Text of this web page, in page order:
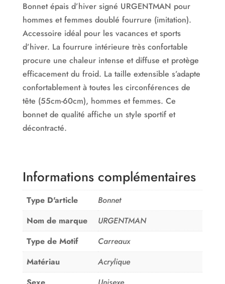
Bonnet épais d’hiver signé URGENTMAN pour
hommes et femmes doublé fourrure (imitation).
Accessoire idéal pour les vacances et sports
d’hiver. La fourrure intérieure très confortable
procure une chaleur intense et diffuse et protège
efficacement du froid. La taille extensible s’adapte
confortablement à toutes les circonférences de
tête (55cm-60cm), hommes et femmes. Ce
bonnet de qualité affiche un style sportif et
décontracté.
Informations complémentaires
Type D'article
Bonnet
Nom de marque
URGENTMAN
Type de Motif
Carreaux
Matériau
Acrylique